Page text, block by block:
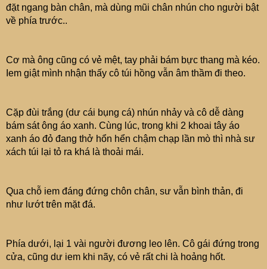
đặt ngang bàn chân, mà dùng mũi chân nhún cho người bật
về phía trước..
Cơ mà ông cũng có vẻ mệt, tay phải bám bực thang mà kéo.
Iem giật mình nhận thấy cô túi hồng vẫn âm thầm đi theo.
Cặp đùi trắng (dư cái bụng cá) nhún nhảy và cô dễ dàng
bám sát ông áo xanh. Cùng lúc, trong khi 2 khoai tây áo
xanh áo đỏ đang thở hổn hển chậm chạp lần mò thì nhà sư
xách túi lại tỏ ra khá là thoải mái.
Qua chỗ iem đáng đứng chôn chân, sư vẫn bình thản, đi
như lướt trên mặt đá.
Phía dưới, lại 1 vài người đương leo lên. Cô gái đứng trong
cửa, cũng dư iem khi nãy, có vẻ rất chi là hoảng hốt.